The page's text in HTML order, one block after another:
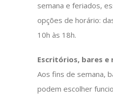
semana e feriados,
opções de horário:
10h às 18h.
Escritórios, bares e
Aos fins de semana,
podem escolher